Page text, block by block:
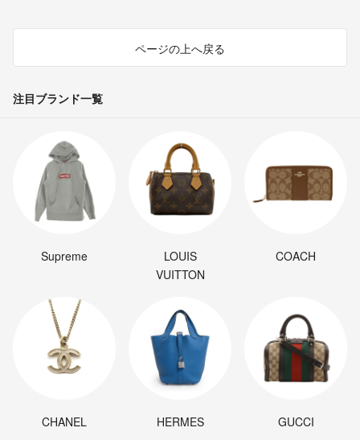
ページの上へ戻る
注目ブランド一覧
Supreme
LOUIS
VUITTON
COACH
CHANEL HERMES GUCCI